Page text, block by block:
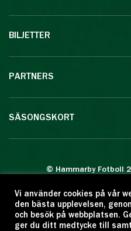
BILJETTER
PARTNERS
SÄSONGSKORT
© Hammarby Fotboll
Eftertryck eller annan
Citera oss
Vi använder cookies på vår
den bästa upplevelsen,
och besök på webbplatsen.
ger du ditt medtycke till